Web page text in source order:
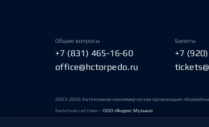
Общие вопросы
+7 (831) 465-16-60
office@hctorpedo.ru
Билеты
+7
2003-2026 Автономная некоммерческая организация
Билетная система —ООО «Яндекс Музыка»